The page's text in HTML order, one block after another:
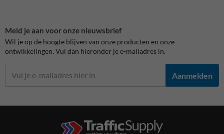
Meld je aan voor onze nieuwsbrief
Wil je op de hoogte blijven van onze producten en onze
ontwikkelingen. Vul dan hieronder je e-mailadres in.
Aanmelden